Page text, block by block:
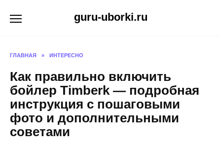
guru-uborki.ru
ГЛАВНАЯ » ИНТЕРЕСНО
Как правильно включить
бойлер Timberk — подробная
инструкция с пошаговыми
фото и дополнительными
советами